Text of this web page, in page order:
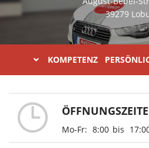
39279
KOMPETENZ
Mo-Fr: 8:00 bis